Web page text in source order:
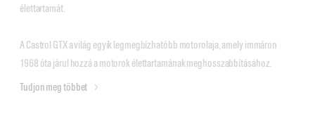
élettartamát.
A Castrol GTX a világ egyik legmegbízhatóbb motorolaja, amely immáron
1968 óta járul hozzá a motorok élettartamának meghosszabbításához.
Tudjon meg többet